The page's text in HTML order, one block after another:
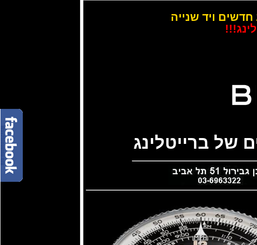
חדשים ויד שנייה
של ברייטלינג